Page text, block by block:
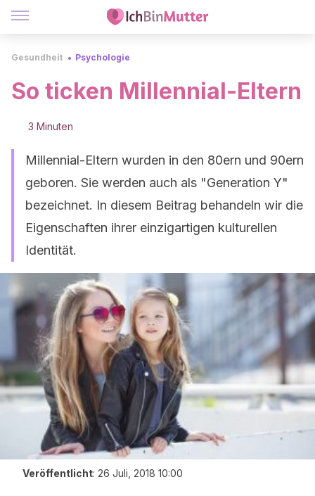
Gesundheit Psychologie
So ticken Millennial-Eltern
3 Minuten
Millennial-Eltern wurden in den 80ern und 90ern
geboren. Sie werden auch als "Generation Y"
bezeichnet. In diesem Beitrag behandeln wir die
Eigenschaften ihrer einzigartigen kulturellen
Identität.
Veröffentlicht: 26 Juli, 2018 10:00